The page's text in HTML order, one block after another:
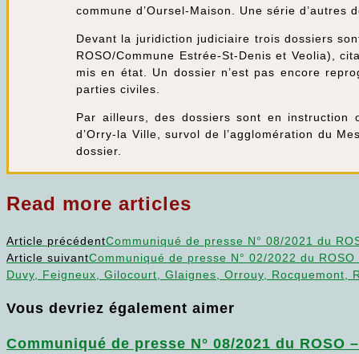
commune d’Oursel-Maison. Une série
Devant la juridiction judiciaire trois dossiers
ROSO/Commune Estrée-St-Denis et Veolia),
mis en état. Un dossier n’est pas encore
parties civiles.
Par ailleurs, des dossiers sont en instruction
d’Orry-la Ville, survol de l’agglomération du
dossier.
Read more articles
Article précédentCommuniqué de presse N° 08/2021 du
Article suivantCommuniqué de presse N° 02/2022 du
Duvy, Feigneux, Gilocourt, Glaignes, Orrouy,
Vous devriez également aimer
Communiqué de presse N° 08/2021 du